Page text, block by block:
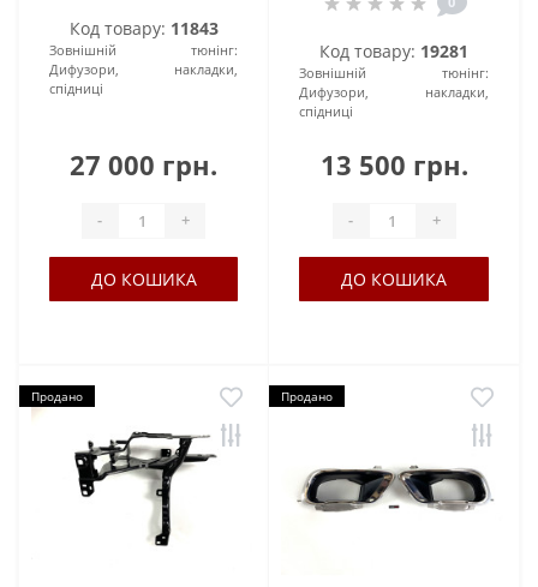
Код товару: 11843
Зовнішній тюнінг:
Дифузори, накладки,
спідниці
27 000 грн.
- +
ДО КОШИКА
Код товару: 19281
Зовнішній тюнінг:
Дифузори, накладки,
спідниці
13 500 грн.
- +
ДО КОШИКА
Продано Продано